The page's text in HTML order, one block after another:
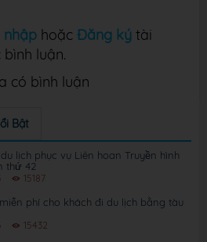
hoặc Đăng ký tài
luận.
có bình luận
Bật
lịch phục vụ Liên hoan Truyền hình
thứ 42
15187
phí cho khách đi du lịch bằng tàu
15432